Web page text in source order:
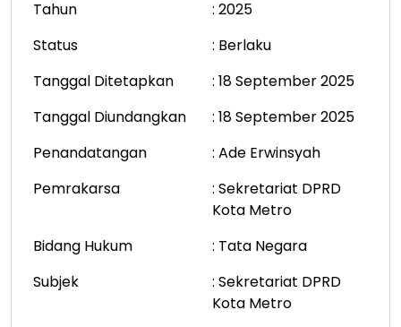
Tahun
: 2025
Status
: Berlaku
Tanggal Ditetapkan
: 18 September 2025
Tanggal Diundangkan
: 18 September 2025
Penandatangan
: Ade Erwinsyah
Pemrakarsa
: Sekretariat DPRD
Kota Metro
Bidang Hukum
: Tata Negara
Subjek
: Sekretariat DPRD
Kota Metro